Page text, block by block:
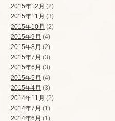
2015年12月 (2)
2015年11月 (3)
2015年10月 (2)
2015年9月 (4)
2015年8月 (2)
2015年7月 (3)
2015年6月 (3)
2015年5月 (4)
2015年4月 (3)
2014年11月 (2)
2014年7月 (1)
2014年6月 (1)